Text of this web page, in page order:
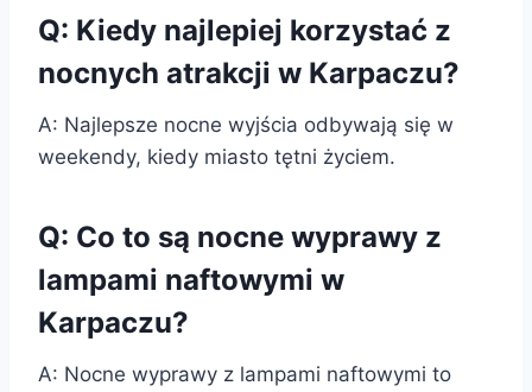
Q: Kiedy najlepiej korzystać z
nocnych atrakcji w Karpaczu?
A: Najlepsze nocne wyjścia odbywają się w
weekendy, kiedy miasto tętni życiem.
Q: Co to są nocne wyprawy z
lampami naftowymi w
Karpaczu?
A: Nocne wyprawy z lampami naftowymi to